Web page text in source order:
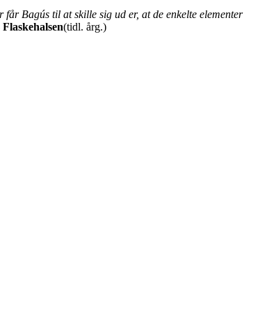
Bagús til at skille sig ud er, at de enkelte elementer
Flaskehalsen(tidl. årg.)